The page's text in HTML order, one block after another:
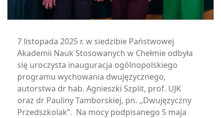
7 listopada 2025 r. w siedzibie Państwowej
Akademii Nauk Stosowanych w Chełmie odbyła
się uroczysta inauguracja ogólnopolskiego
programu wychowania dwujęzycznego,
autorstwa dr hab. Agnieszki Szplit, prof. UJK
oraz dr Pauliny Tamborskiej, pn. ,,Dwujęzyczny
Przedszkolak”. Na mocy podpisanego 5 maja